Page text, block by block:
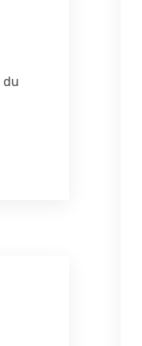
du